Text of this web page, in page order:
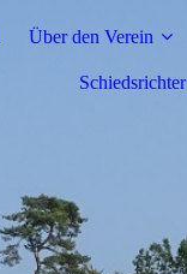
Über den Verein
Schiedsrichter